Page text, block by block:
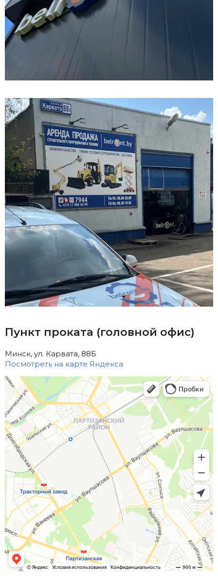
Пункт проката (головной офис)
Минск, ул. Карвата, 88Б
Посмотреть на карте Яндекса